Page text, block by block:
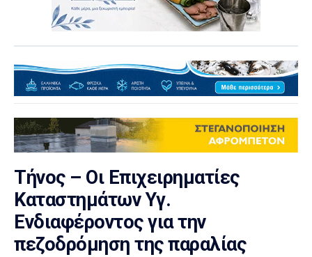
Τήνος – Οι Επιχειρηματίες
Καταστημάτων Υγ.
Ενδιαφέροντος για την
πεζοδρόμηση της παραλίας